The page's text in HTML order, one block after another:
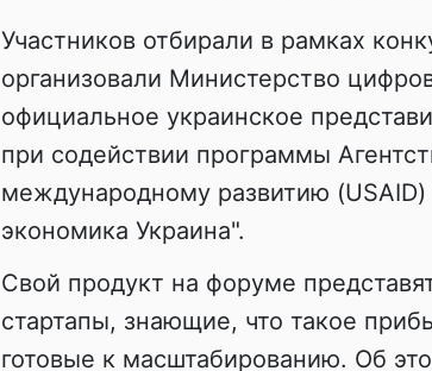
Участников отбирали в рамках
организовали Министерство
официальное украинское
при содействии программы
международному развитию (USAID)
экономика Украина".
Свой продукт на форуме
стартапы, знающие, что такое
готовые к масштабированию. Об